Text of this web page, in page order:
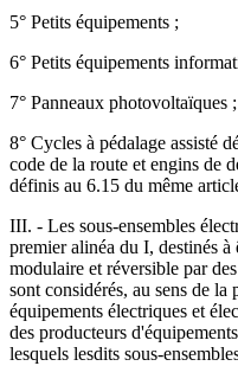
5° Petits équipements ;
6° Petits équipements
7° Panneaux photovoltaïques ;
8° Cycles à pédalage assisté
code de la route et engins de
définis au 6.15 du même
III. - Les sous-ensembles
premier alinéa du I, destinés
modulaire et réversible par
sont considérés, au sens de la
équipements électriques et
des producteurs
lesquels lesdits sous-